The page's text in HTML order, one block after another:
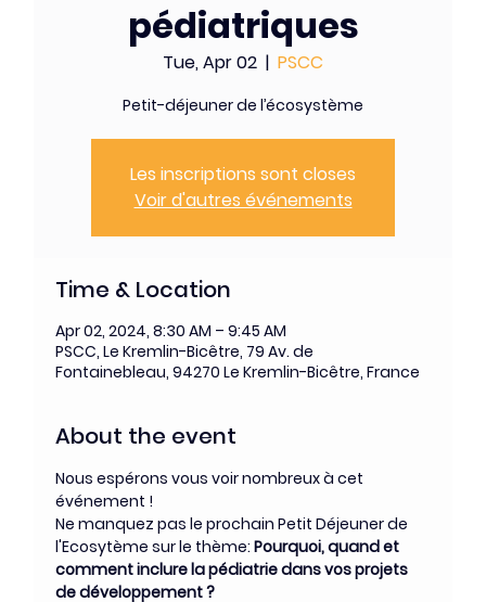
pédiatriques
Tue, Apr 02
  |
PSCC
Petit-déjeuner de l’écosystème
Les inscriptions sont closes
Voir d'autres événements
Time & Location
Apr 02, 2024, 8:30 AM – 9:45 AM
PSCC, Le Kremlin-Bicêtre, 79 Av. de
Fontainebleau, 94270 Le Kremlin-Bicêtre, France
About the event
Nous espérons vous voir nombreux à cet
événement !
Ne manquez pas le prochain Petit Déjeuner de
l'Ecosytème sur le thème: Pourquoi, quand et
comment inclure la pédiatrie dans vos projets
de développement ?